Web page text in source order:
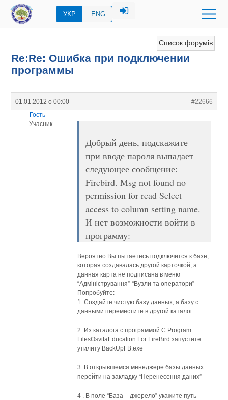
УКР ENG
Список форумів
Re:Re: Ошибка при подключении
программы
01.01.2012 о 00:00
#22666
Гость
Учасник
Добрый день, подскажите
при вводе пароля выпадает
следующее сообщение:
Firebird. Msg not found no
permission for read Select
access to column setting name.
И нет возможности войти в
программу:
Вероятно Вы пытаетесь подключится к базе,
которая создавалась другой карточкой, а
данная карта не подписана в меню
“Адміністрування”-“Вузли та оператори”
Попробуйте:
1. Создайте чистую базу данных, а базу с
данными переместите в другой каталог
2. Из каталога с программой C:Program
FilesOsvitaEducation For FireBird запустите
утилиту BackUpFB.exe
3. В открывшемся менеджере базы данных
перейти на закладку “Перенесення даних”
4 . В поле “База – джерело” укажите путь